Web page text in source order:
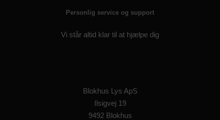
Personlig service og support
Vi står altid klar til at hjælpe dig
Blokhus Lys ApS
Ilsigvej 19
9492 Blokhus